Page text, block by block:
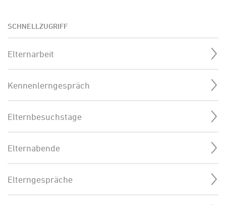
SCHNELLZUGRIFF
Elternarbeit
Kennenlerngespräch
Elternbesuchstage
Elternabende
Elterngespräche